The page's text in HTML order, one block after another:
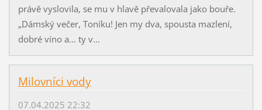
právě vyslovila, se mu v hlavě převalovala jako bouře.
„Dámský večer, Toníku! Jen my dva, spousta mazlení,
dobré víno a… ty v...
Milovníci vody
07.04.2025 22:32